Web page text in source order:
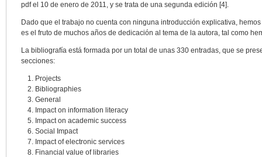
pdf el 10 de enero de 2011, y se trata de una segunda edición [4].
Dado que el trabajo no cuenta con ninguna introducción explicativa,
es el fruto de muchos años de dedicación al tema de la autora, tal como
La bibliografía está formada por un total de unas 330 entradas, que se
secciones:
Projects
Bibliographies
General
Impact on information literacy
Impact on academic success
Social Impact
Impact of electronic services
Financial value of libraries